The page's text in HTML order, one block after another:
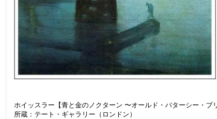
ホイッスラー【青と金のノクターン 〜オールド・バターシー
所蔵：テート・ギャラリー（ロンドン）